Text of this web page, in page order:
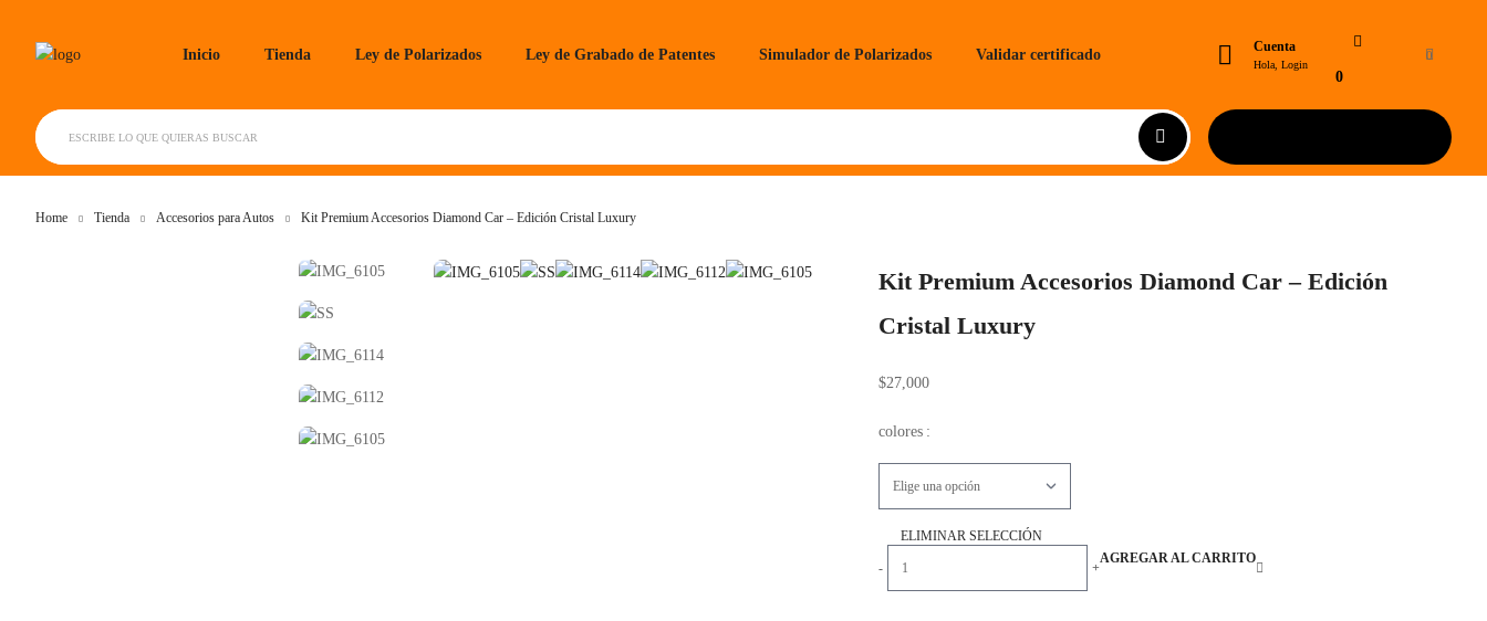
content
Inicio Tienda Ley de Polarizados Ley de Grabado de Patentes Simulador de Polarizados Validar certificado Cuenta
Hola, Login
0
0
ESCRIBE LO QUE QUIERAS BUSCAR
Home Tienda Accesorios para Autos Kit Premium Accesorios Diamond Car – Edición Cristal Luxury
Kit Premium Accesorios Diamond Car – Edición
Cristal Luxury
$27,000
colores :
ELIMINAR SELECCIÓN
- +
AGREGAR AL CARRITO